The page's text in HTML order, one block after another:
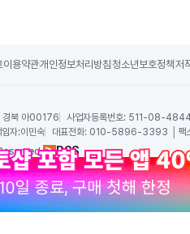
이용약관개인정보처리방침 청소년보호정책저
경북 아00176 사업자등록번호: 511-08-
자:이민숙 대표전화: 010-5896-3393 │팩
RSS